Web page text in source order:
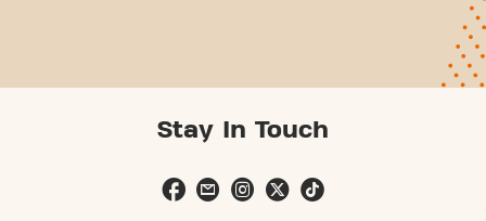
Stay In Touch